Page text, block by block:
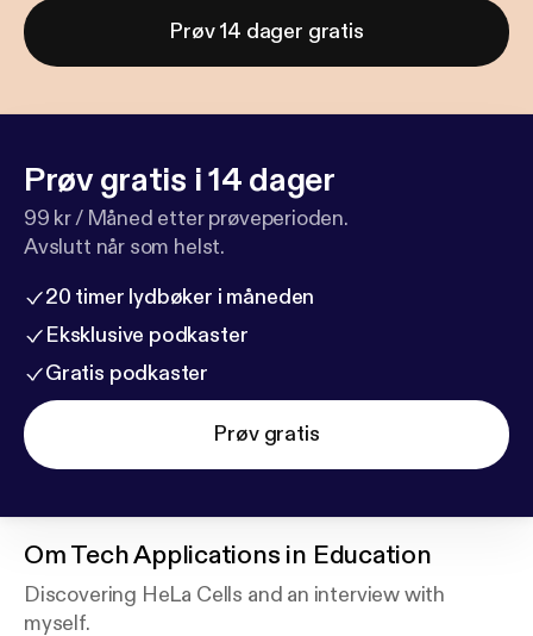
Prøv 14 dager gratis
Prøv gratis i 14 dager
99 kr / Måned etter prøveperioden.
Avslutt når som helst.
20 timer lydbøker i måneden
Eksklusive podkaster
Gratis podkaster
Prøv gratis
OmTech Applications in Education
Discovering HeLa Cells and an interview with
myself.